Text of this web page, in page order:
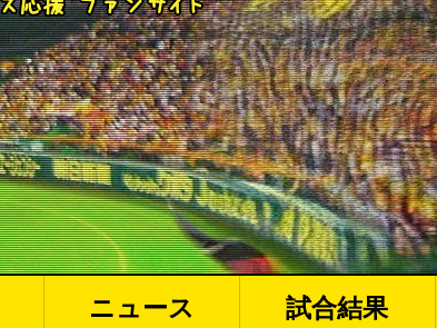
ニュース 試合結果